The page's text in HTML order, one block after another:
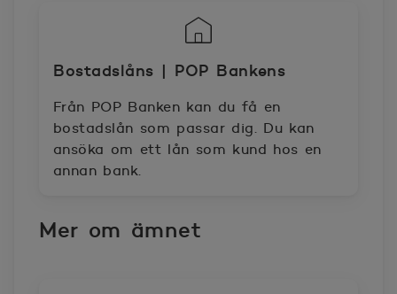
Bostadslåns | POP Bankens
Från POP Banken kan du få en
bostadslån som passar dig. Du kan
ansöka om ett lån som kund hos en
annan bank.
Mer om ämnet